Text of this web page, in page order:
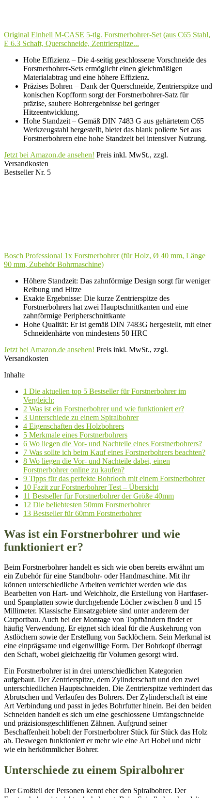
Original Einhell M-CASE 5-tlg. Forstnerbohrer-Set (aus C65 Stahl,
E 6.3 Schaft, Querschneide, Zentrierspitze...
Hohe Effizienz – Die 4-seitig geschlossene Vorschneide des
Forstnerbohrer-Sets ermöglicht einen gleichmäßigen
Materialabtrag und eine höhere Effizienz.
Präzises Bohren – Dank der Querschneide, Zentrierspitze und
konischen Kopfform sorgt der Forstnerbohrer-Satz für
präzise, saubere Bohrergebnisse bei geringer
Hitzeentwicklung.
Hohe Standzeit – Gemäß DIN 7483 G aus gehärtetem C65
Werkzeugstahl hergestellt, bietet das blank polierte Set aus
Forstnerbohrern eine hohe Standzeit bei intensiver Nutzung.
Jetzt bei Amazon.de ansehen! Preis inkl. MwSt., zzgl.
Versandkosten
Bestseller Nr. 5
Bosch Professional 1x Forstnerbohrer (für Holz, Ø 40 mm, Länge
90 mm, Zubehör Bohrmaschine)
Höhere Standzeit: Das zahnförmige Design sorgt für weniger
Reibung und Hitze
Exakte Ergebnisse: Die kurze Zentrierspitze des
Forstnerbohrers hat zwei Hauptschnittkanten und eine
zahnförmige Peripherschnittkante
Hohe Qualität: Er ist gemäß DIN 7483G hergestellt, mit einer
Schneidenhärte von mindestens 50 HRC
Jetzt bei Amazon.de ansehen! Preis inkl. MwSt., zzgl.
Versandkosten
Inhalte
1 Die aktuellen top 5 Bestseller für Forstnerbohrer im
Vergleich:
2 Was ist ein Forstnerbohrer und wie funktioniert er?
3 Unterschiede zu einem Spiralbohrer
4 Eigenschaften des Holzbohrers
5 Merkmale eines Forstnerbohrers
6 Wo liegen die Vor- und Nachteile eines Forstnerbohrers?
7 Was sollte ich beim Kauf eines Forstnerbohrers beachten?
8 Wo liegen die Vor- und Nachteile dabei, einen
Forstnerbohrer online zu kaufen?
9 Tipps für das perfekte Bohrloch mit einem Forstnerbohrer
10 Fazit zur Forstnerbohrer Test – Übersicht
11 Bestseller für Forstnerbohrer der Größe 40mm
12 Die beliebtesten 50mm Forstnerbohrer
13 Bestseller für 60mm Forstnerbohrer
Was ist ein Forstnerbohrer und wie
funktioniert er?
Beim Forstnerbohrer handelt es sich wie oben bereits erwähnt um
ein Zubehör für eine Standbohr- oder Handmaschine. Mit ihr
können unterschiedliche Arbeiten verrichtet werden wie das
Bearbeiten von Hart- und Weichholz, die Erstellung von Hartfaser-
und Spanplatten sowie durchgehende Löcher zwischen 8 und 15
Millimeter. Klassische Einsatzgebiete sind unter anderem der
Carportbau. Auch bei der Montage von Topfbändern findet er
häufig Verwendung. Er eignet sich ideal für die Auskehrung von
Astlöchern sowie der Erstellung von Sacklöchern. Sein Merkmal ist
eine einprägsame und eigenwillige Form. Der Bohrkopf überragt
den Schaft, wobei gleichzeitig für Volumen gesorgt wird.
Ein Forstnerbohrer ist in drei unterschiedlichen Kategorien
aufgebaut. Der Zentrierspitze, dem Zylinderschaft und den zwei
unterschiedlichen Hauptschneiden. Die Zentrierspitze verhindert das
Abrutschen und Verlaufen des Bohrers. Der Zylinderschaft ist eine
Art Verbindung und passt in jedes Bohrfutter hinein. Bei den beiden
Schneiden handelt es sich um eine geschlossene Umfangschneide
und präzisionsgeschliffenen Zähnen. Aufgrund seiner
Beschaffenheit hobelt der Forstnerbohrer Stück für Stück das Holz
ab. Deswegen funktioniert er mehr wie eine Art Hobel und nicht
wie ein herkömmlicher Bohrer.
Unterschiede zu einem Spiralbohrer
Der Großteil der Personen kennt eher den Spiralbohrer. Der